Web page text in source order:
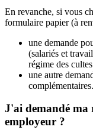
En revanche, si vous
formulaire papier (à
une demande
(salariés et
régime des
une autre
complémentaires.
J'ai demandé ma
employeur ?